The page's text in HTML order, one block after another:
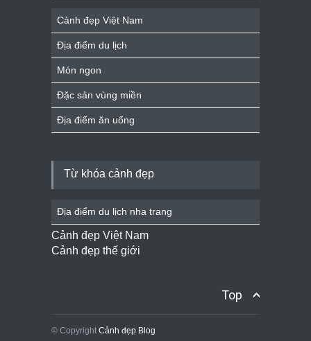
Cảnh đẹp Việt Nam
Địa điểm du lịch
Món ngon
Đặc sản vùng miền
Địa điểm ăn uống
Từ khóa cảnh đẹp
Địa điểm du lịch nha trang
Cảnh đẹp Việt Nam
Cảnh đẹp thế giới
Top
© Copyright Cảnh đẹp Blog